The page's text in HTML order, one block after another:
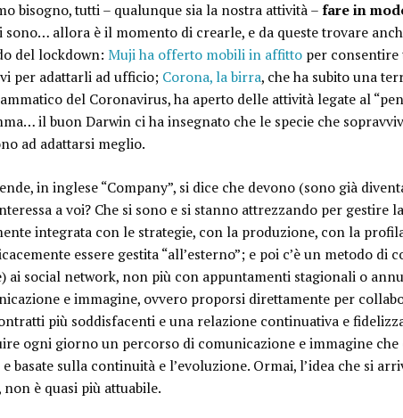
bisogno, tutti – qualunque sia la nostra attività –fare in
sono… allora è il momento di crearle, e da queste trovare
del lockdown:Muji ha offerto mobili in affitto per consentire
per adattarli ad ufficio; Corona, la birra, che ha subito una
del Coronavirus, ha aperto delle attività legate al
il buon Darwin ci ha insegnato che le specie che
ad adattarsi meglio.
in inglese “Company”, si dice che devono (sono già
a voi? Che si sono e si stanno attrezzando per gestire
integrata con le strategie, con la produzione, con la
essere gestita “all’esterno”; e poi c’è un metodo
ai social network, non più con appuntamenti stagionali o
e immagine, ovvero proporsi direttamente per
più soddisfacenti e una relazione continuativa e
ogni giorno un percorso di comunicazione e immagine
basate sulla continuità e l’evoluzione. Ormai, l’idea che si
non è quasi più attuabile.